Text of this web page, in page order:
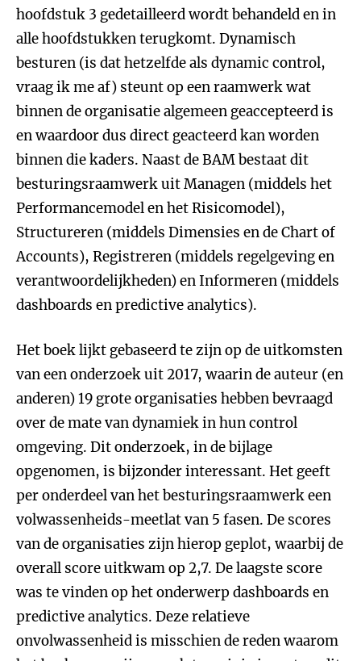
hoofdstuk 3 gedetailleerd wordt behandeld en in
alle hoofdstukken terugkomt. Dynamisch
besturen (is dat hetzelfde als dynamic control,
vraag ik me af) steunt op een raamwerk wat
binnen de organisatie algemeen geaccepteerd is
en waardoor dus direct geacteerd kan worden
binnen die kaders. Naast de BAM bestaat dit
besturingsraamwerk uit Managen (middels het
Performancemodel en het Risicomodel),
Structureren (middels Dimensies en de Chart of
Accounts), Registreren (middels regelgeving en
verantwoordelijkheden) en Informeren (middels
dashboards en predictive analytics).
Het boek lijkt gebaseerd te zijn op de uitkomsten
van een onderzoek uit 2017, waarin de auteur (en
anderen) 19 grote organisaties hebben bevraagd
over de mate van dynamiek in hun control
omgeving. Dit onderzoek, in de bijlage
opgenomen, is bijzonder interessant. Het geeft
per onderdeel van het besturingsraamwerk een
volwassenheids-meetlat van 5 fasen. De scores
van de organisaties zijn hierop geplot, waarbij de
overall score uitkwam op 2,7. De laagste score
was te vinden op het onderwerp dashboards en
predictive analytics. Deze relatieve
onvolwassenheid is misschien de reden waarom